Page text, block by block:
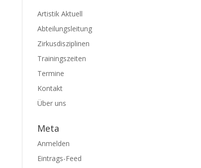
Artistik Aktuell
Abteilungsleitung
Zirkusdisziplinen
Trainingszeiten
Termine
Kontakt
Über uns
Meta
Anmelden
Eintrags-Feed